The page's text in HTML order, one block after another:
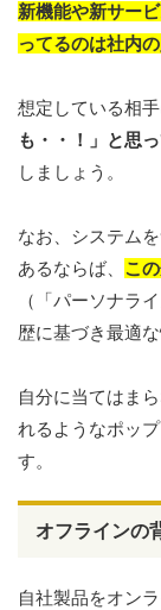
新機能や新サー
ってるのは社内
想定している相手
も・・！」と思
しましょう。
なお、システム
あるならば、 こ
（「パーソナラ
歴に基づき最適
自分に当てはま
れるようなポッ
す。
オフラインの
自社製品をオン